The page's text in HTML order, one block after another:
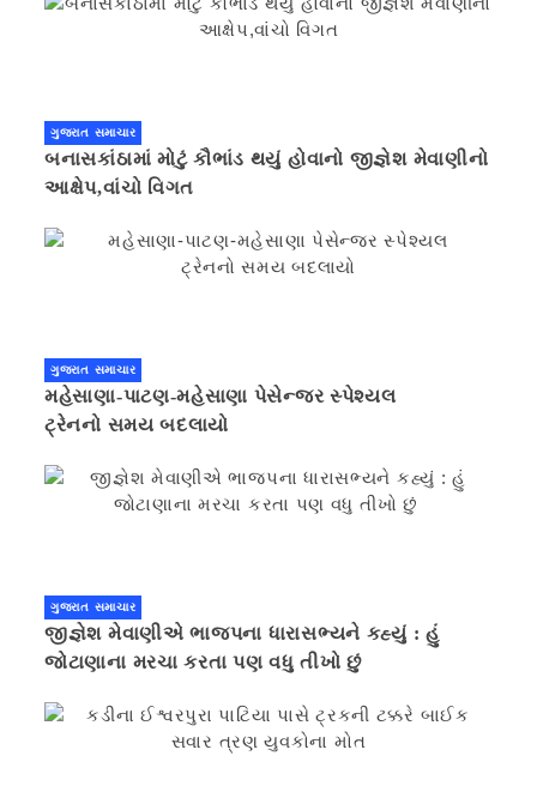
ગુજરાત સમાચાર
બનાસકાંઠામાં મોટું કૌભાંડ થયું હોવાનો જીજ્ઞેશ મેવાણીનો
આક્ષેપ,વાંચો વિગત
ગુજરાત સમાચાર
મહેસાણા-પાટણ-મહેસાણા પેસેન્જર સ્પેશ્યલ
ટ્રેનનો સમય બદલાયો
ગુજરાત સમાચાર
જીજ્ઞેશ મેવાણીએ ભાજપના ધારાસભ્યને કહ્યું : હું
જોટાણાના મરચા કરતા પણ વધુ તીખો છું